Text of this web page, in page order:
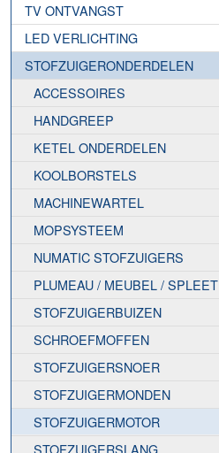
TV ONTVANGST
LED VERLICHTING
STOFZUIGERONDERDELEN
ACCESSOIRES
HANDGREEP
KETEL ONDERDELEN
KOOLBORSTELS
MACHINEWARTEL
MOPSYSTEEM
NUMATIC STOFZUIGERS
PLUMEAU / MEUBEL / SPLEET
STOFZUIGERBUIZEN
SCHROEFMOFFEN
STOFZUIGERSNOER
STOFZUIGERMONDEN
STOFZUIGERMOTOR
STOFZUIGERSLANG